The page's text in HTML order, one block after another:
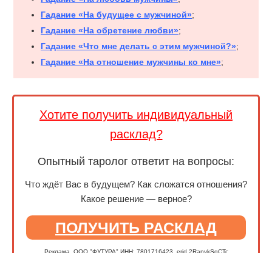
Гадание «На будущее с мужчиной»;
Гадание «На обретение любви»;
Гадание «Что мне делать с этим мужчиной?»;
Гадание «На отношение мужчины ко мне»;
Хотите получить индивидуальный
расклад?
Опытный таролог ответит на вопросы:
Что ждёт Вас в будущем? Как сложатся отношения?
Какое решение — верное?
ПОЛУЧИТЬ РАСКЛАД
Реклама. ООО "ФУТУРА" ИНН: 7801716423. erid 2RanykSqCTc